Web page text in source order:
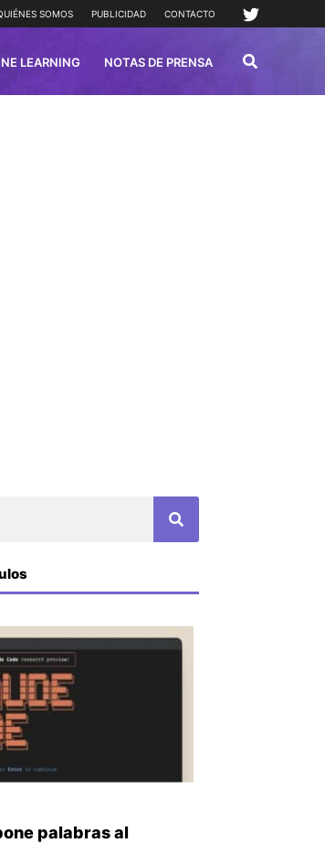
SOMOS PUBLICIDAD CONTACTO
LEARNING NOTAS DE PRENSA
palabras al